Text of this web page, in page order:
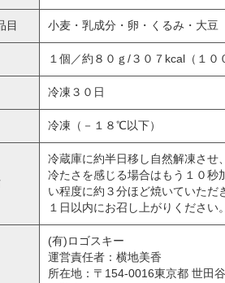
目 小麦・乳成分・卵・くるみ・大豆
１個／約８０ｇ/３０７kcal（１０
冷凍３０日
冷凍（－１８℃以下）
冷蔵庫に約半日移し自然解凍させ
冷たさを感じる場合はもう１０
い程度に約３分ほど焼いていただ
１日以内にお召し上がりください。
(有)ロゴスキー
運営責任者：横地美香
所在地：〒154-0016東京都 世田